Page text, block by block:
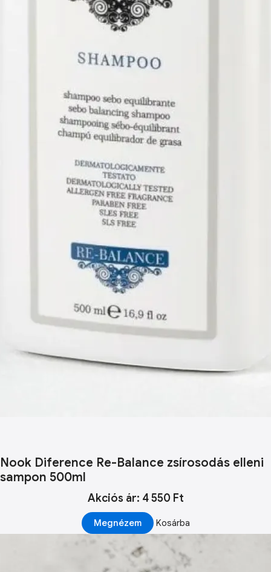
Nook Diference Re-Balance zsírosodás elleni
sampon 500ml
Akciós ár: 4 550 Ft
Megnézem Kosárba